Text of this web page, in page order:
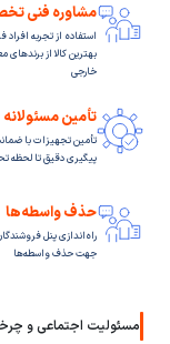
مشاوره فنی
استفاده از تجربه
بهترین کالا از برندهای
خارجی
تأمین مسئولانه
تأمین تجهیزات با
پیگیری دقیق تا لحظه
حذف واسطه‌ها
راه‌اندازی پنل
جهت حذف واسطه‌ها
مسئولیت اجتماعی و